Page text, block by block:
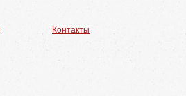
Контакты